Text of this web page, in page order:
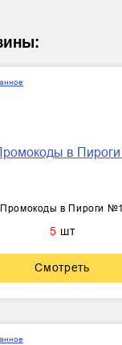
Промокоды в Пироги №1
5 шт
Смотреть